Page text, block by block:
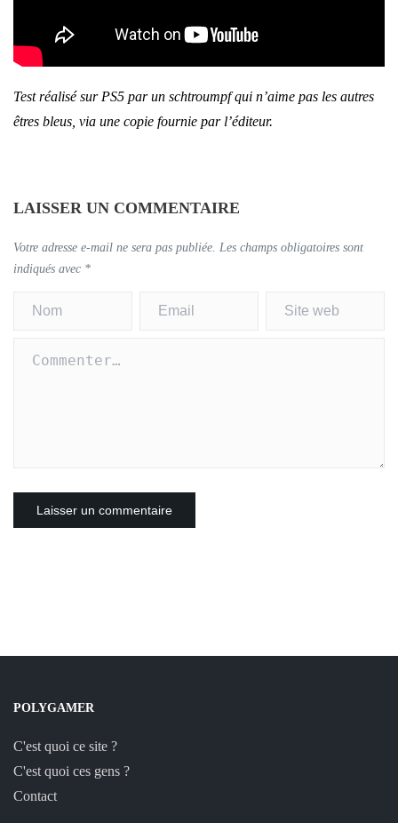
Test réalisé sur PS5 par un schtroumpf qui n’aime pas les autres
êtres bleus, via une copie fournie par l’éditeur.
LAISSER UN COMMENTAIRE
Votre adresse e-mail ne sera pas publiée. Les champs obligatoires sont
indiqués avec *
POLYGAMER
C'est quoi ce site ?
C'est quoi ces gens ?
Contact